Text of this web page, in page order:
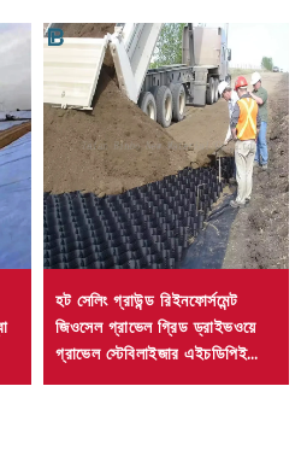
হট সেলিং গ্রাউন্ড রিইনফোর্সমেন্ট
জিওসেল গ্রাভেল গ্রিড ড্রাইভওয়ে
গ্রাভেল স্টেবিলাইজার এইচডিপিই
জিওসেল